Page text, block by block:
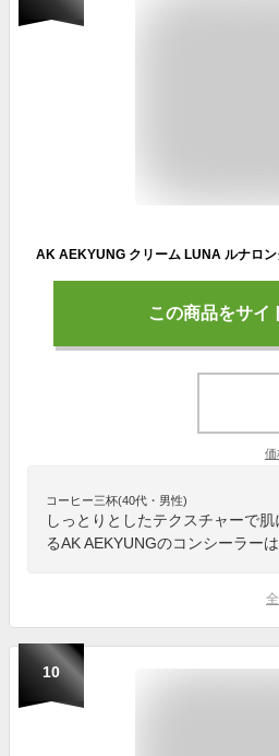
この商品をサイ
価
コーヒー三杯(40代・男性)
しっとりとしたテクスチャーで
るAK AEKYUNGのコンシーラー
10